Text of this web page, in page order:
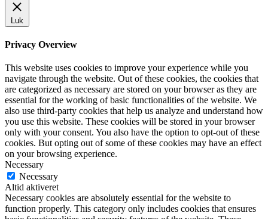
Luk
Privacy Overview
This website uses cookies to improve your experience while you
navigate through the website. Out of these cookies, the cookies that
are categorized as necessary are stored on your browser as they are
essential for the working of basic functionalities of the website. We
also use third-party cookies that help us analyze and understand how
you use this website. These cookies will be stored in your browser
only with your consent. You also have the option to opt-out of these
cookies. But opting out of some of these cookies may have an effect
on your browsing experience.
Necessary
Necessary
Altid aktiveret
Necessary cookies are absolutely essential for the website to
function properly. This category only includes cookies that ensures